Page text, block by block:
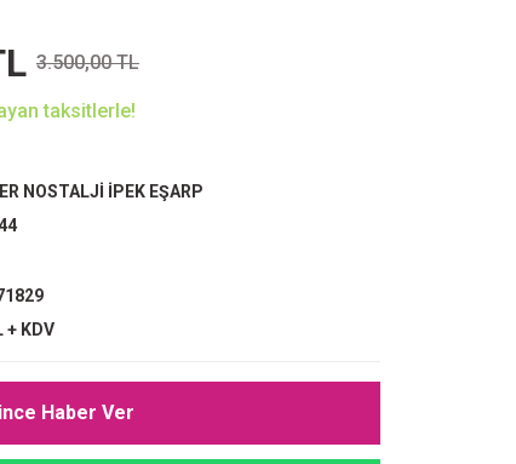
3.500,00 TL
taksitlerle!
NOSTALJİ İPEK EŞARP
+ KDV
Haber Ver